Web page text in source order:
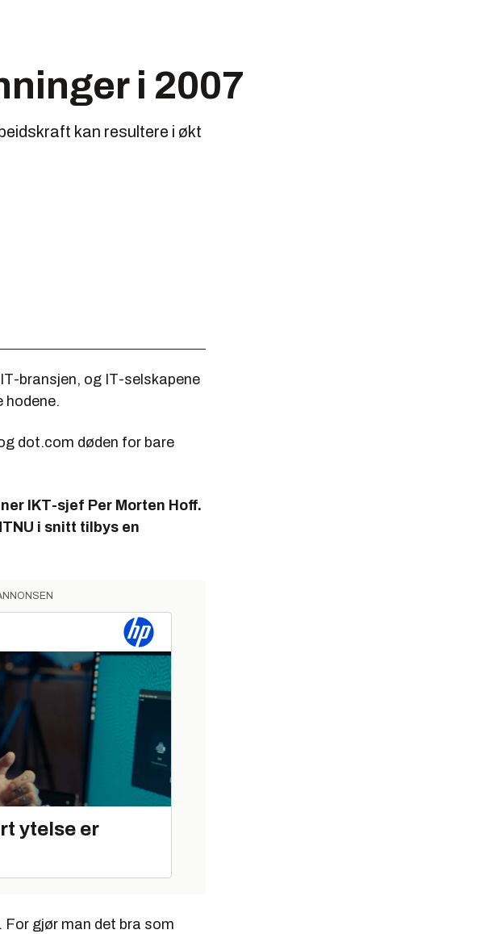
i 2007
kan resultere i økt
bransjen, og IT-selskapene
hodene.
dot.com døden for bare
IKT-sjef Per Morten Hoff.
i snitt tilbys en
ytelse er
gjør man det bra som